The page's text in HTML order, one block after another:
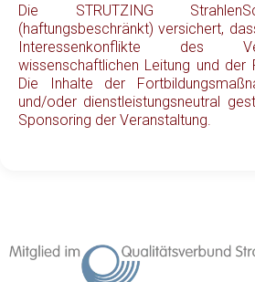
Die STRUTZING
(haftungsbeschränkt) versichert,
Interessenkonflikte des
wissenschaftlichen Leitung und der
Die Inhalte der
und/oder dienstleistungsneutral
Sponsoring der Veranstaltung.